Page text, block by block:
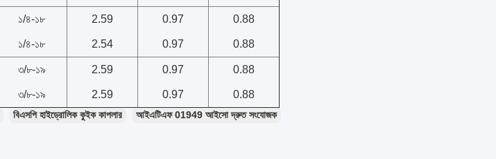
১/৪-১৮
১/৪-১৮
2.59
2.54
0.97
0.97
0.88
0.88
৩/৮-১৯
৩/৮-১৯
2.59
2.59
0.97
0.97
0.88
0.88
বিএসপি হাইড্রোলিক কুইক কাপলার আইএটিএফ 01949 আইসো দ্রুত সংযোজক